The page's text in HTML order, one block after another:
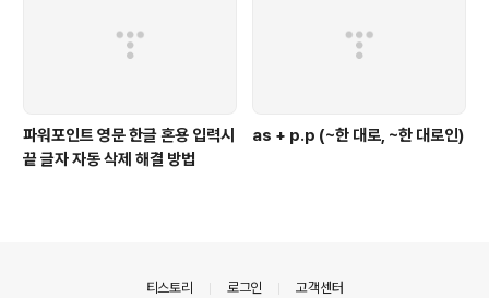
파워포인트 영문 한글 혼용 입력시
끝 글자 자동 삭제 해결 방법
as + p.p (~한 대로, ~한 대로인)
티스토리 로그인 고객센터